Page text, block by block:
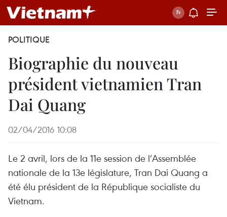
POLITIQUE
Biographie du nouveau
président vietnamien Tran
Dai Quang
02/04/2016 10:08
Le 2 avril, lors de la 11e session de l’Assemblée
nationale de la 13e législature, Tran Dai Quang a
été élu président de la République socialiste du
Vietnam.